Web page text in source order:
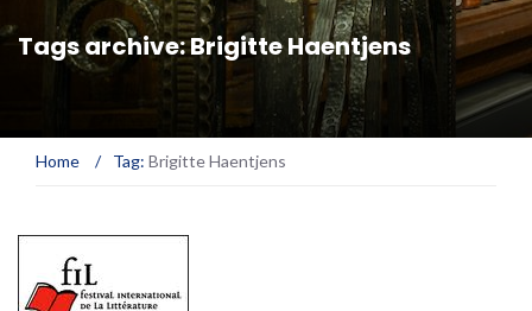
Tags archive: Brigitte Haentjens
Home / Tag: Brigitte Haentjens